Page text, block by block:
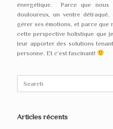
énergétique. Parce que nous
douloureux, un ventre
gérer ses émotions, et parce que
cette perspective holistique que
leur apporter des solutions
personne. Et c’est fascinant!
Articles récents